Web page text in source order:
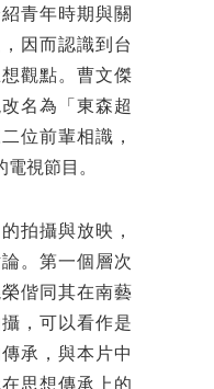
青年時期與關
因而認識到台
觀點。曹文傑
名為「東森超
位前輩相識，
視節目。
拍攝與放映，
。第一個層次
偕同其在南藝
，可以看作是
承，與本片中
思想傳承上的